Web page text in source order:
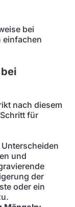
bei
einfachen
nach diesem
für
Unterscheiden
und
der
oder ein